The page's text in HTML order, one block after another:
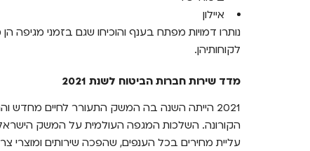
איילון
נותרו דמויות מפתח בענף והוכיחו שגם בזמני מגיפה
לקוחותיהן.
מדד שירות חברות הביטוח לשנת 2021
2021 הייתה השנה בה המשק התעורר לחיים
הקורונה. השלכות המגפה העולמית על המשק
עליית מחירים בכל הענפים, שהפכה שירותים ומוצרי